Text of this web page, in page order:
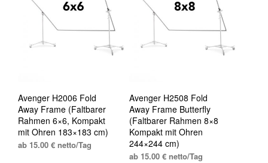
Avenger H2006 Fold
Away Frame (Faltbarer
Rahmen 6×6, Kompakt
mit Ohren 183×183 cm)
ab 15.00 € netto/Tag
Avenger H2508 Fold
Away Frame Butterfly
(Faltbarer Rahmen 8×8
Kompakt mit Ohren
244×244 cm)
ab 15.00 € netto/Tag